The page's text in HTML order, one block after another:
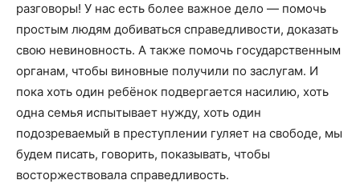
разговоры! У нас есть более важное дело — помочь
простым людям добиваться справедливости, доказать
свою невиновность. А также помочь государственным
органам, чтобы виновные получили по заслугам. И
пока хоть один ребёнок подвергается насилию, хоть
одна семья испытывает нужду, хоть один
подозреваемый в преступлении гуляет на свободе, мы
будем писать, говорить, показывать, чтобы
восторжествовала справедливость.